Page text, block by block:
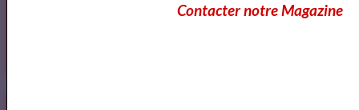
Contacter notre Magazine